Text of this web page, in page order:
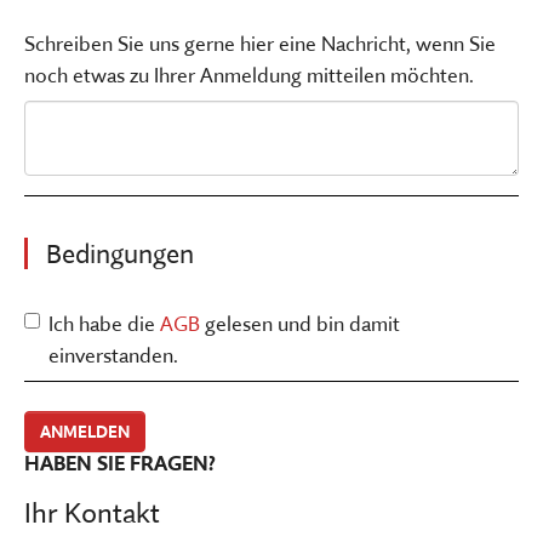
Schreiben Sie uns gerne hier eine Nachricht, wenn Sie
noch etwas zu Ihrer Anmeldung mitteilen möchten.
Bedingungen
Ich habe die AGB gelesen und bin damit
einverstanden.
Ihr Kontakt
HABEN SIE FRAGEN?